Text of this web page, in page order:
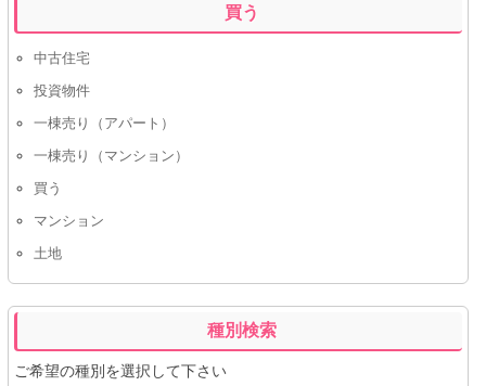
買う
中古住宅
投資物件
一棟売り（アパート）
一棟売り（マンション）
買う
マンション
土地
種別検索
ご希望の種別を選択して下さい